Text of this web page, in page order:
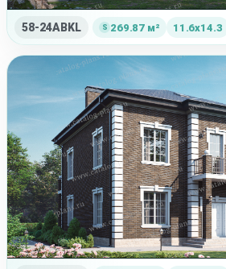
58-24ABKL 269.87 м² 11.6x14.3